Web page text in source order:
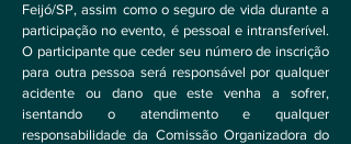
Feijó/SP, assim como o seguro de vida durante a
participação no evento, é pessoal e intransferível.
O participante que ceder seu número de inscrição
para outra pessoa será responsável por qualquer
acidente ou dano que este venha a sofrer,
isentando o atendimento e qualquer
responsabilidade da Comissão Organizadora do